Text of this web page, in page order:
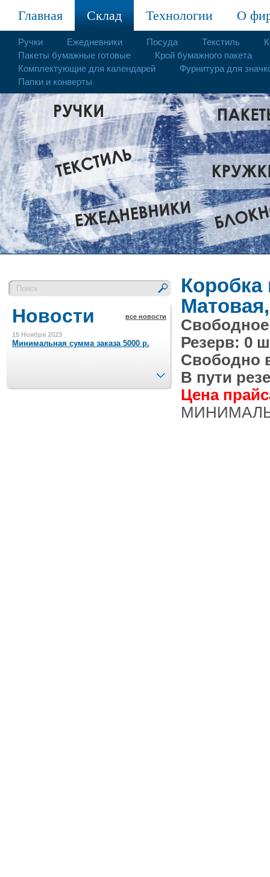
Главная Склад Технологии О
Ручки Ежедневники Посуда Текстиль
Пакеты бумажные готовые
Крой бумажного пакета
Комплектующие для календарей
Фурнитура для
Папки и конверты
Новости все новости
15 Ноября 2023
Минимальная сумма заказа 5000 р.
Шляпные коробочки производим
След.
Резерв: 0
Свободно
В пути
Цена